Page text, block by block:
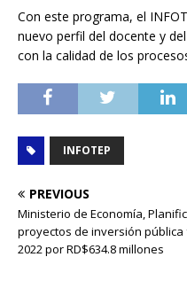
Con este programa, el
nuevo perfil del docente y
con la calidad de los
INFOTEP
PREVIOUS
Ministerio de Economía,
proyectos de inversión
2022 por RD$634.8 millones